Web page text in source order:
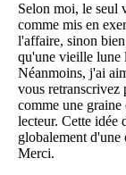
Selon moi, le seul
comme mis en
l'affaire, sinon
qu'une vieille lune
Néanmoins, j'ai
vous retranscrivez
comme une
lecteur. Cette idée
globalement
Merci.